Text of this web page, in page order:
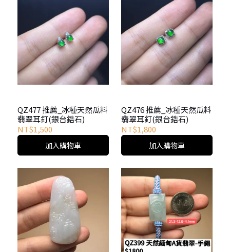
QZ477 推薦_冰種天然瓜料
翡翠耳釘(銀台鋯石)
NT$1,500
加入購物車
QZ476 推薦_冰種天然瓜料
翡翠耳釘(銀台鋯石)
NT$1,800
加入購物車